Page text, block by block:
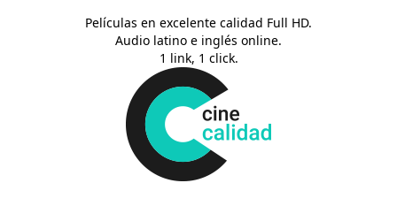
Películas en excelente calidad Full HD.
Audio latino e inglés online.
1 link, 1 click.